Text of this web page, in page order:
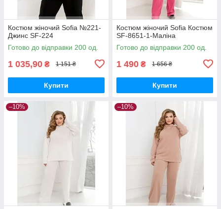
Костюм жіночий Sofia №221-
Джинс SF-224
Готово до відправки 200 од.
1 035,90 ₴ 1 151 ₴
Купити
Костюм жіночий Sofia Костюм
SF-8651-1-Маліна
Готово до відправки 200 од.
1 490 ₴ 1 656 ₴
Купити
–10% –10%